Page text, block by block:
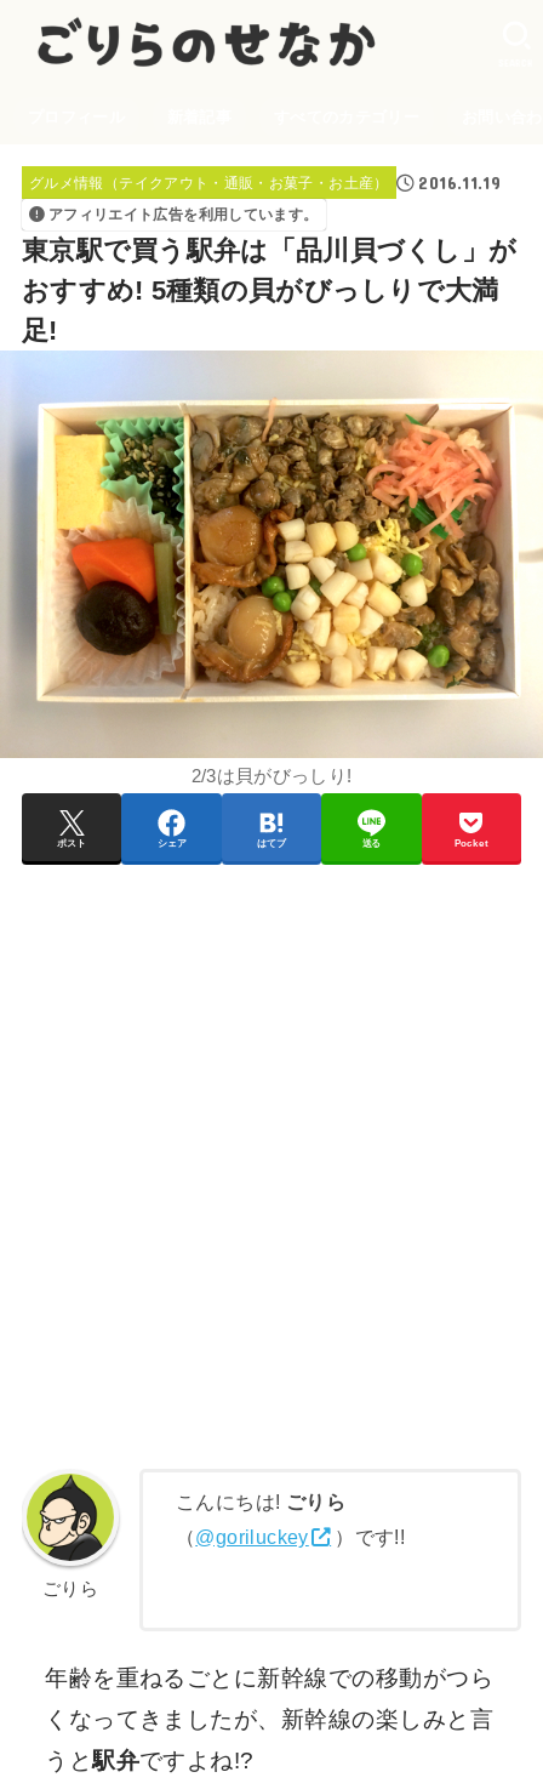
グルメ情報（テイクアウト・通販・お菓子・お土産） 2016.11.19
アフィリエイト広告を利用しています。
東京駅で買う駅弁は「品川貝づくし」が
おすすめ! 5種類の貝がびっしりで大満
足!
2/3は貝がびっしり!
ポスト シェア はてブ 送る Pocket
ごりら
こんにちは! ごりら
（@goriluckey ）です!!
年齢を重ねるごとに新幹線での移動がつら
くなってきましたが、新幹線の楽しみと言
うと駅弁ですよね!?